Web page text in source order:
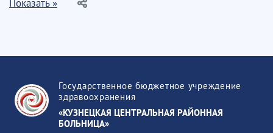
Показать »
Государственное бюджетное учреждение
здравоохранения
«КУЗНЕЦКАЯ ЦЕНТРАЛЬНАЯ РАЙОННАЯ
БОЛЬНИЦА»